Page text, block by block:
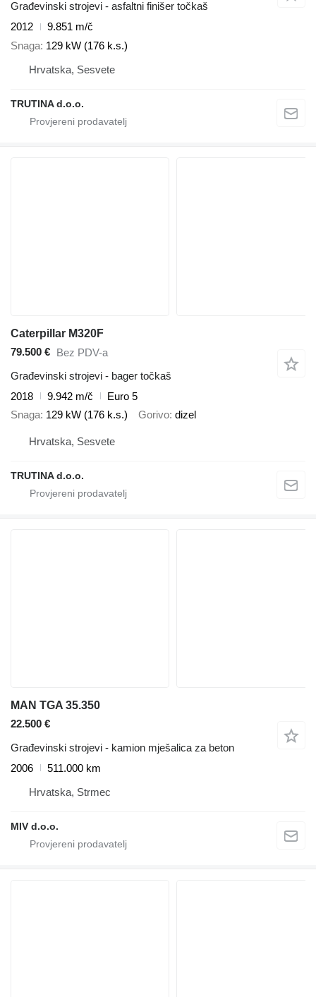
Građevinski strojevi - asfaltni finišer točkaš
2012
9.851 m/č
Snaga 129 kW (176 k.s.)
Hrvatska, Sesvete
TRUTINA d.o.o.
Caterpillar M320F
79.500 € Bez PDV-a
Građevinski strojevi - bager točkaš
2018
9.942 m/č
Euro 5
Snaga 129 kW (176 k.s.) Gorivo dizel
Hrvatska, Sesvete
TRUTINA d.o.o.
MAN TGA 35.350
22.500 €
Građevinski strojevi - kamion mješalica za beton
2006
511.000 km
Hrvatska, Strmec
MIV d.o.o.